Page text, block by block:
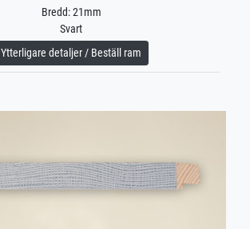
Bredd: 21mm
Svart
Ytterligare detaljer / Beställ ram